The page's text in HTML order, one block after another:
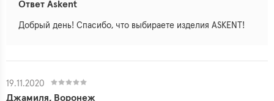
Ответ Askent
Добрый день! Спасибо, что выбираете изделия ASKENT!
19.11.2020
Джамиля, Воронеж